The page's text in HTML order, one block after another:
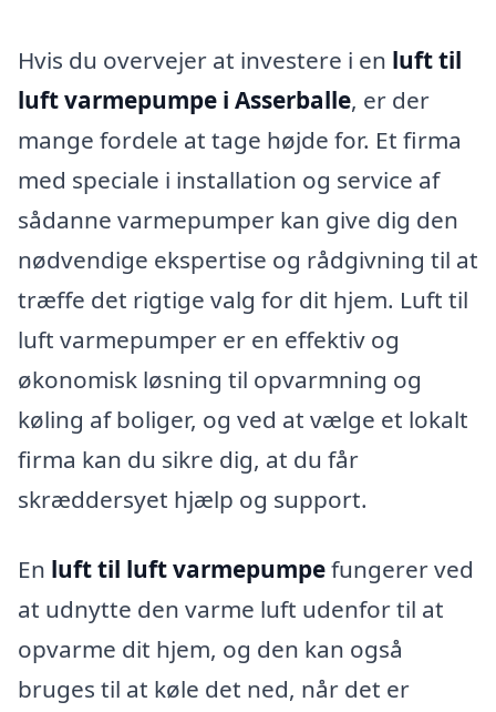
Hvis du overvejer at investere i en luft til
luft varmepumpe i Asserballe, er der
mange fordele at tage højde for. Et firma
med speciale i installation og service af
sådanne varmepumper kan give dig den
nødvendige ekspertise og rådgivning til at
træffe det rigtige valg for dit hjem. Luft til
luft varmepumper er en effektiv og
økonomisk løsning til opvarmning og
køling af boliger, og ved at vælge et lokalt
firma kan du sikre dig, at du får
skræddersyet hjælp og support.
En luft til luft varmepumpefungerer ved
at udnytte den varme luft udenfor til at
opvarme dit hjem, og den kan også
bruges til at køle det ned, når det er